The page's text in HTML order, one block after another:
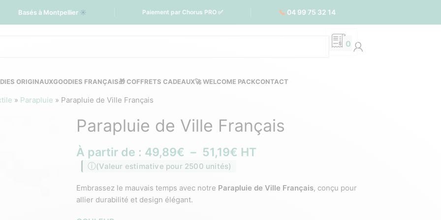
Basés à Montpellier ☀️ Paiement par Chorus PRO ✅ 📞 04 99 75 32 14
0
ORIGINAUXGOODIES FRANÇAIS🎁 COFFRETS CADEAUX🚀 WELCOME PACKCONTACT
» Parapluie » Parapluie de Ville Français
Parapluie de Ville Français
À partir de : 49,89€ – 51,19€ HT
(Valeur estimative pour 2500 unités)
Embrassez le mauvais temps avec notre Parapluie de Ville Français, conçu pour
allier durabilité et design élégant.